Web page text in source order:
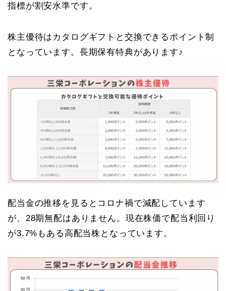
指標が割安水準です。
株主優待はカタログギフトと交換できるポイント制
となっています。長期保有特典があります♪
配当金の推移を見るとコロナ禍で減配しています
が、28期無配はありません。現在株価で配当利回り
が3.7%もある高配当株となっています。